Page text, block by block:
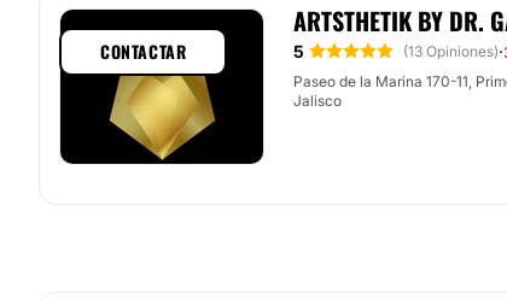
ARTSTHETIK BY DR.
5 (13 Opiniones)·
Paseo de la Marina 170-11,
Jalisco
CONTACTAR